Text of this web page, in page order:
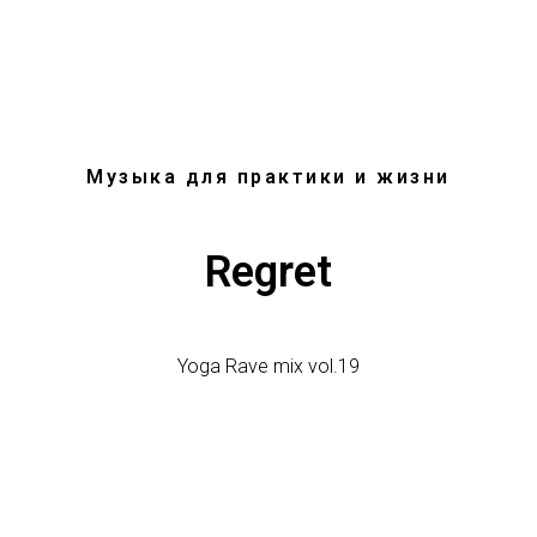
Музыка для практики и жизни
Regret
Yoga Rave mix vol.19